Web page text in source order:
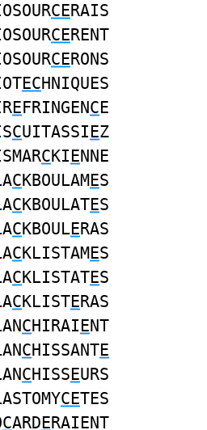
CERAIS
CERENT
CERONS
ECHNIQUES
EFRINGENCE
CUITASSIEZ
CKIENNE
CKBOULAMES
CKBOULATES
CKBOULERAS
CKLISTAMES
CKLISTATES
CKLISTERAS
CHIRAIENT
CHISSANTE
CHISSEURS
CETES
CARDERAIENT